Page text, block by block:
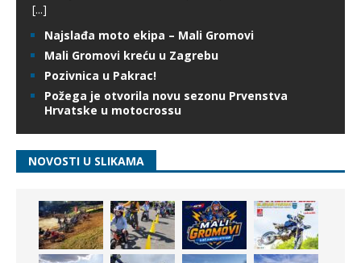
[...]
Najslađa moto ekipa – Mali Gromovi
Mali Gromovi kreću u Zagrebu
Pozivnica u Pakrac!
Požega je otvorila novu sezonu Prvenstva
Hrvatske u motocrossu
NOVOSTI U SLIKAMA